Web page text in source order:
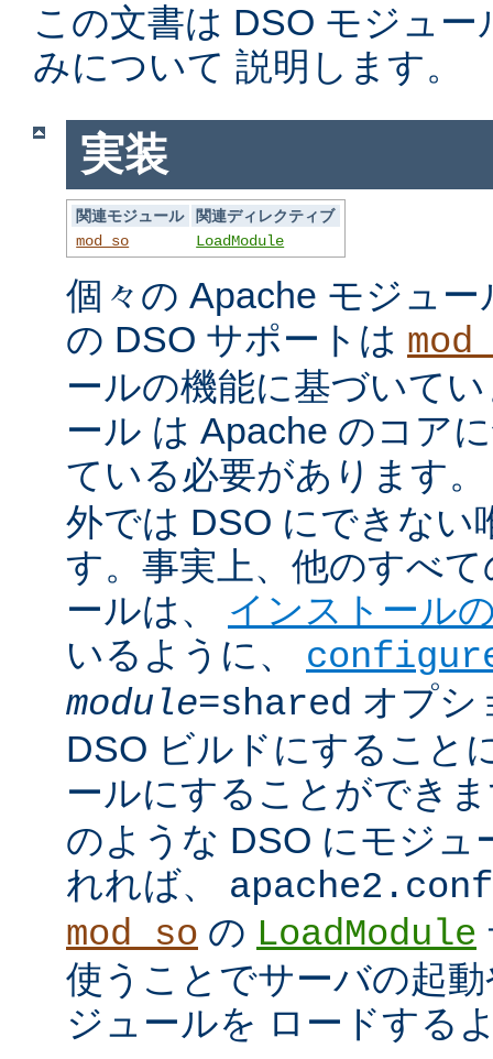
この文書は DSO モジュ
みについて 説明します。
実装
関連モジュール
関連ディレクティブ
mod_so
LoadModule
個々の Apache モジュ
の DSO サポートは
ールの機能に基づいて
ール は Apache のコア
ている必要があります
外では DSO にできない
す。事実上、他のすべ
ールは、 インストール
いるように、
module=shared オプシ
DSO ビルドにすること
ールにすることができ
のような DSO にモジュ
れれば、 apache2.conf
mod_so の LoadModule
使うことでサーバの起
ジュールを ロードする